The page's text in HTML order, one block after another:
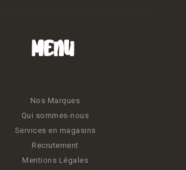
Menu
Nos Marques
Qui sommes-nous
Services en magasins
Recrutement
Mentions Légales